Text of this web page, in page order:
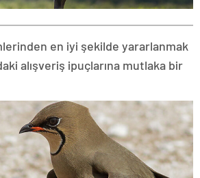
en iyi şekilde yararlanmak
alışveriş ipuçlarına mutlaka bir